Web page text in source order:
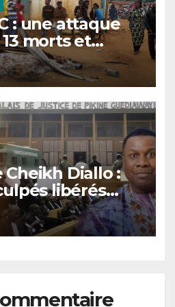
: une attaque
morts et
en cendres
Diallo :
libérés
lieu partiel